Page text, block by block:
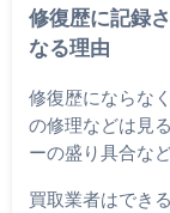
修復歴に記録
なる理由
修復歴にならな
の修理などは見
ーの盛り具合な
買取業者はでき